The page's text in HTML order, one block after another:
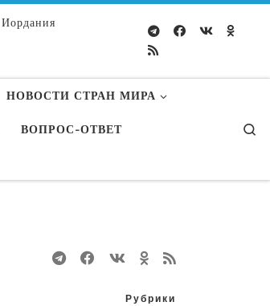
Иордания
НОВОСТИ СТРАН МИРА
ВОПРОС-ОТВЕТ
Рубрики